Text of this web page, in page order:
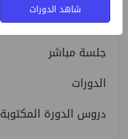
النوع
جلسة مباشر
الدورات
دروس الدورة المكتوبة
شاهد الدورات